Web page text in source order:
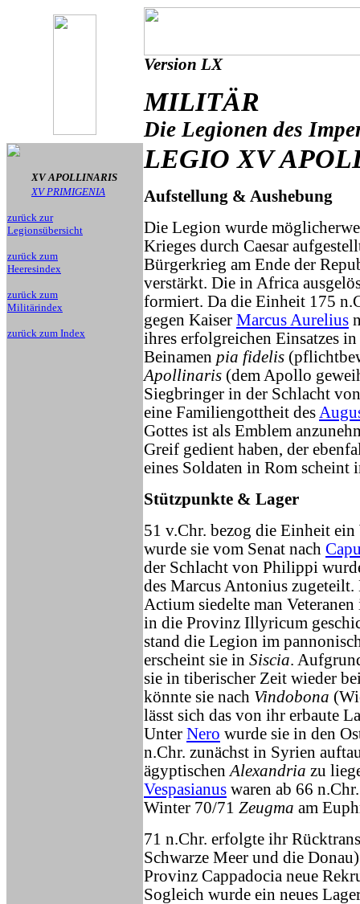
Version LX
MILITÄR
Die Legionen des
XV APOLLINARIS
XV PRIMIGENIA
zurück zur
Legionsübersicht
zurück zum
Heeresindex
zurück zum
Militärindex
zurück zum Index
LEGIO XV
Aufstellung & Aushebung
Die Legion wurde
Krieges durch Caesar
Bürgerkrieg am Ende der
verstärkt. Die in Africa
formiert. Da die Einheit 175
gegen Kaiser Marcus Aurelius
ihres erfolgreichen Einsatzes
Beinamen pia fidelis
Apollinaris (dem Apollo
Siegbringer in der Schlacht
eine Familiengottheit des
Gottes ist als Emblem
Greif gedient haben, der
eines Soldaten in Rom scheint
Stützpunkte & Lager
51 v.Chr. bezog die Einheit
wurde sie vom Senat nach
der Schlacht von Philippi
des Marcus Antonius
Actium siedelte man
in die Provinz Illyricum
stand die Legion im
erscheint sie in Siscia.
sie in tiberischer Zeit wieder
könnte sie nach Vindobona
lässt sich das von ihr erbaute
Unter Nero wurde sie in den
n.Chr. zunächst in Syrien
ägyptischen Alexandria zu
Vespasianus waren ab 66
Winter 70/71 Zeugma am
71 n.Chr. erfolgte ihr
Schwarze Meer und die
Provinz Cappadocia neue
Sogleich wurde ein neues